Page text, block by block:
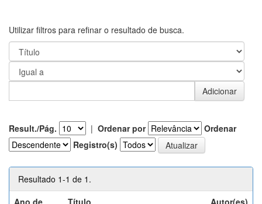
Utilizar filtros para refinar o resultado de busca.
Result./Pág. | Ordenar por
Ordenar
Registro(s)
Resultado 1-1 de 1.
Ano de
Título Autor(es)